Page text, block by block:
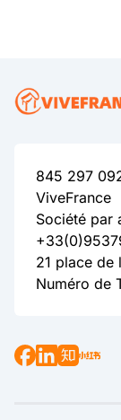
845 297
ViveFrance
Société par
21 place de
Numéro de